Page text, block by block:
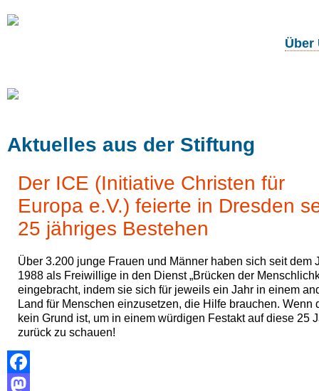
Über
Projekte
Aktuelles aus der Stiftung
Der ICE (Initiative Christen für
Europa e.V.) feierte in Dresden
25 jähriges Bestehen
Über 3.200 junge Frauen und Männer haben sich seit dem
1988 als Freiwillige in den Dienst „Brücken der
eingebracht, indem sie sich für jeweils ein Jahr in einem
Land für Menschen einzusetzen, die Hilfe brauchen. Wenn
kein Grund ist, um in einem würdigen Festakt auf diese 25
zurück zu schauen!
Facebook